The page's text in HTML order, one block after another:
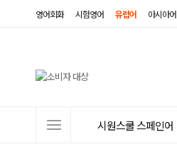
영어회화 시험영어 유럽어 아시아어
시원스쿨 스페인어